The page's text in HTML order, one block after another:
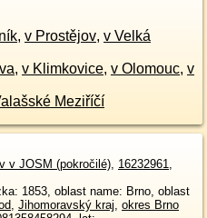
, v Prostějov, v Velká
, v Klimkovice, v Olomouc, v
Meziříčí
v JOSM (pokročilé), 16232961,
, Jihomoravský kraj, okres Brno